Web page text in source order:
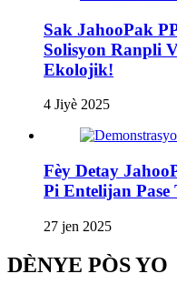
Sak JahooPak
Solisyon Ranpli
Ekolojik!
4 Jiyè 2025
Fèy Detay
Pi Entelijan Pase
27 jen 2025
DÈNYE PÒS YO